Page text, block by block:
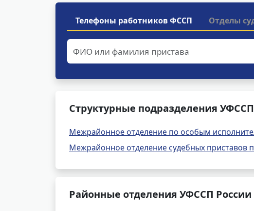
Телефоны работников ФССП Отделы
Структурные подразделения
Межрайонное отделение по особым
Межрайонное отделение судебных приставов
Районные отделения УФССП